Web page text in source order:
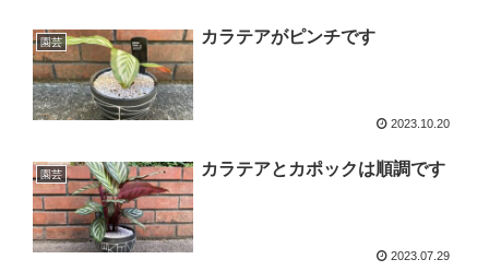
園芸 カラテアがピンチです
2023.10.20
園芸 カラテアとカポックは順調です
2023.07.29